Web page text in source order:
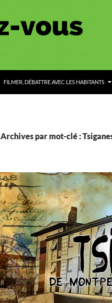
FILMER, DÉBATTRE AVEC LES HABITANTS
Archives par mot-clé :